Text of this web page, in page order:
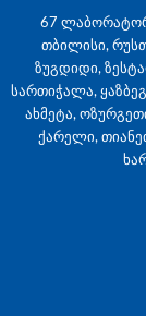
67
თბილისი,
ზუგდიდი,
სართიჭალა,
ახმეტა,
ქარელი,